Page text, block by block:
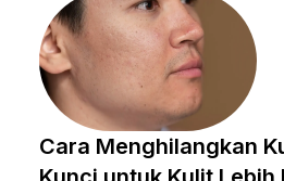
dengan kebutuhanmu dan raih
Cara Menghilangkan